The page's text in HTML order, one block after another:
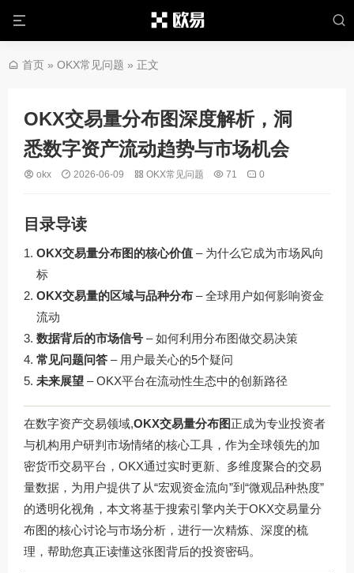
首页 » OKX常见问题 » 正文
OKX交易量分布图深度解析，洞
悉数字资产流动趋势与市场机会
okx 2026-06-09 OKX常见问题 71 0
目录导读
OKX交易量分布图的核心价值 – 为什么它成为市场风向
标
OKX交易量的区域与品种分布 – 全球用户如何影响资金
流动
数据背后的市场信号 – 如何利用分布图做交易决策
常见问题问答 – 用户最关心的5个疑问
未来展望 – OKX平台在流动性生态中的创新路径
在数字资产交易领域,OKX交易量分布图正成为专业投资者
与机构用户研判市场情绪的核心工具，作为全球领先的加
密货币交易平台，OKX通过实时更新、多维度聚合的交易
量数据，为用户提供了从“宏观资金流向”到“微观品种热度”
的透明化视角，本文将基于搜索引擎内关于OKX交易量分
布图的核心讨论与市场分析，进行一次精炼、深度的梳
理，帮助您真正读懂这张图背后的投资密码。